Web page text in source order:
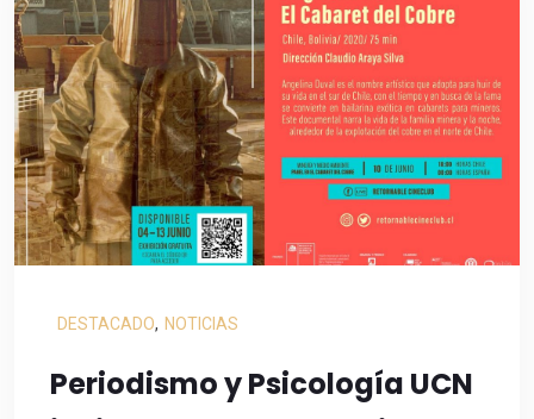
DESTACADO, NOTICIAS
Periodismo y Psicología UCN